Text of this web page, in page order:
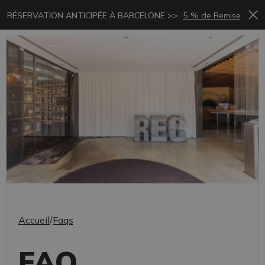
RÉSERVATION ANTICIPÉE À BARCELONE >> 5 % de Remise
Accueil/Faqs